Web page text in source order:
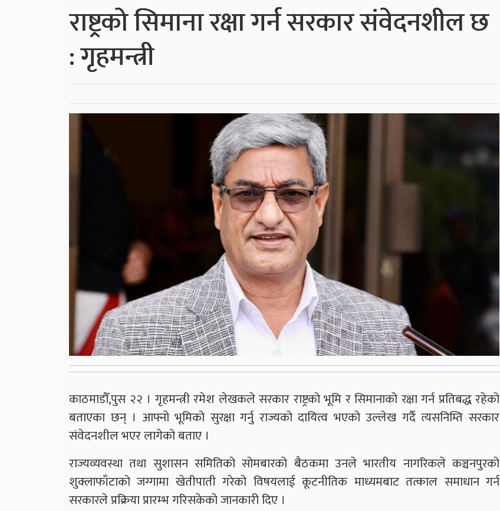
राष्ट्रको सिमाना रक्षा गर्न सरकार संवेदनशील छ
: गृहमन्त्री
काठमाडौँ,पुस २२ । गृहमन्त्री रमेश लेखकले सरकार राष्ट्रको भूमि र सिमानाको रक्षा गर्न प्रतिबद्ध रहेको
बताएका छन् । आफ्नो भूमिको सुरक्षा गर्नु राज्यको दायित्व भएको उल्लेख गर्दै त्यसनिम्ति सरकार
संवेदनशील भएर लागेको बताए ।
राज्यव्यवस्था तथा सुशासन समितिको सोमबारको बैठकमा उनले भारतीय नागरिकले कञ्चनपुरको
शुक्लाफाँटाको जग्गामा खेतीपाती गरेको विषयलाई कूटनीतिक माध्यमबाट तत्काल समाधान गर्न
सरकारले प्रक्रिया प्रारम्भ गरिसकेको जानकारी दिए ।